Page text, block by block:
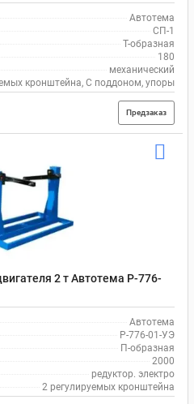
Автотема
СП-1
Т-образная
180
механический
кронштейна, С поддоном, упоры
Предзаказ
2 т Автотема Р-776-
Автотема
Р-776-01-УЭ
П-образная
2000
редуктор. электро
2 регулируемых кронштейна